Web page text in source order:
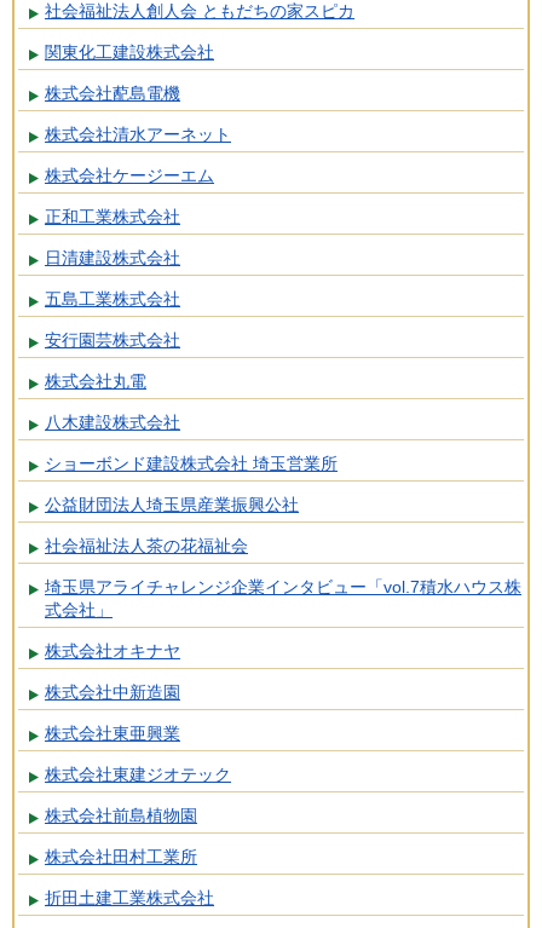
社会福祉法人創人会 ともだちの家スピカ
関東化工建設株式会社
株式会社蓜島電機
株式会社清水アーネット
株式会社ケージーエム
正和工業株式会社
日清建設株式会社
五島工業株式会社
安行園芸株式会社
株式会社丸電
八木建設株式会社
ショーボンド建設株式会社 埼玉営業所
公益財団法人埼玉県産業振興公社
社会福祉法人茶の花福祉会
埼玉県アライチャレンジ企業インタビュー「vol.7積水ハウス株
式会社」
株式会社オキナヤ
株式会社中新造園
株式会社東亜興業
株式会社東建ジオテック
株式会社前島植物園
株式会社田村工業所
折田土建工業株式会社